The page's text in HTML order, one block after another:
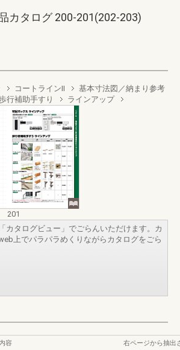
カタログ 200-201(202-203)
コートラインII
基本寸法図／納まり参考
行補助手すり ラインアップ
201
カタログビュー」でごらんいただけます。カ
上でパラパラめくりながらカタログをごら
容
右ページから抽出